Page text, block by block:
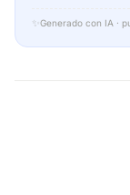
✨ Generado con IA ·